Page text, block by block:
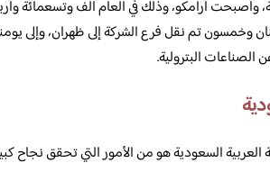
وأصبحت أرامكو، وذلك في العام ألف وتسعمائة
وخمسون تم نقل فرع الشركة إلى ظهران، وإلى
الصناعات البترولية.
العربية السعودية هو من الأمور التي تحقق نجاح